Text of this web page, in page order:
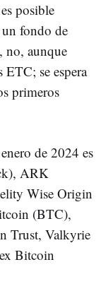
posible
fondo de
no, aunque
se espera
primeros
de 2024 es
ARK
Wise Origin
(BTC),
Trust, Valkyrie
Bitcoin